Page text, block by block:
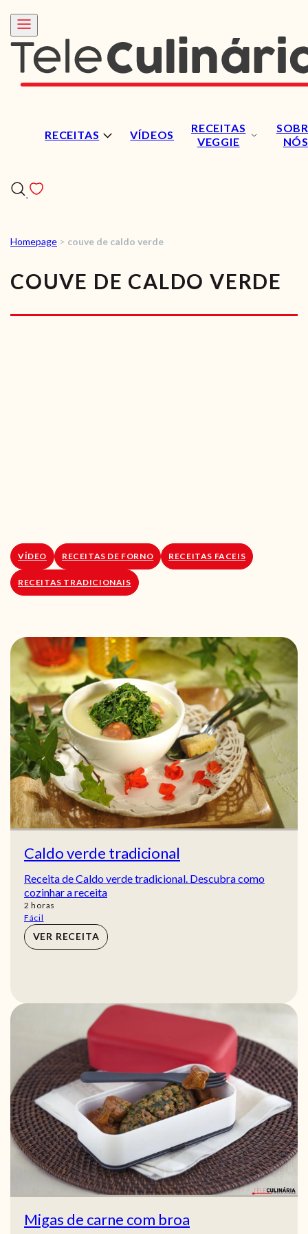
RECEITAS VÍDEOS
RECEITAS
VEGGIE
NÓS
RECEITAS
VÍDEOS
RECEITAS VEGGIE
Homepage > couve de caldo verde
COUVE DE CALDO VERDE
VÍDEO RECEITAS DE FORNO RECEITAS FACEIS
RECEITAS TRADICIONAIS
Caldo verde tradicional
Receita de Caldo verde tradicional. Descubra como
cozinhar a receita
2 horas
horas
Fácil
VER RECEITA
Migas de carne com broa